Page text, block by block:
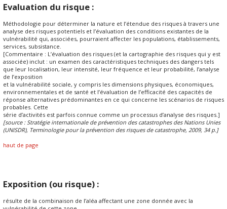
Evaluation du risque :
Méthodologie pour déterminer la nature et l’étendue des risques à travers une
analyse des risques potentiels et l’évaluation des conditions existantes de la
vulnérabilité qui, associées, pourraient affecter les populations, établissements,
services, subsistance.
[Commentaire : L’évaluation des risques (et la cartographie des risques qui y est
associée) inclut : un examen des caractéristiques techniques des dangers tels
que leur localisation, leur intensité, leur fréquence et leur probabilité, l’analyse
de l’exposition
et la vulnérabilité sociale, y compris les dimensions physiques, économiques,
environnementales et de santé et l’évaluation de l’efficacité des capacités de
réponse alternatives prédominantes en ce qui concerne les scénarios de risques
probables. Cette
série d’activités est parfois connue comme un processus d’analyse des risques.]
[source : Stratégie internationale de prévention des catastrophes des Nations Unies
(UNISDR), Terminologie pour la prévention des risques de catastrophe, 2009, 34 p.]
haut de page
Exposition (ou risque) :
résulte de la combinaison de l’aléa affectant une zone donnée avec la